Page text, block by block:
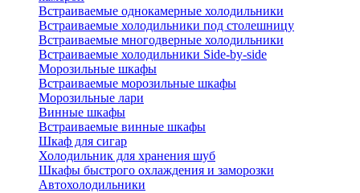
Встраиваемые однокамерные холодильники
Встраиваемые холодильники под столешницу
Встраиваемые многодверные холодильники
Встраиваемые холодильники Side-by-side
Морозильные шкафы
Встраиваемые морозильные шкафы
Морозильные лари
Винные шкафы
Встраиваемые винные шкафы
Шкаф для сигар
Холодильник для хранения шуб
Шкафы быстрого охлаждения и заморозки
Автохолодильники